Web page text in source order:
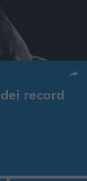
record